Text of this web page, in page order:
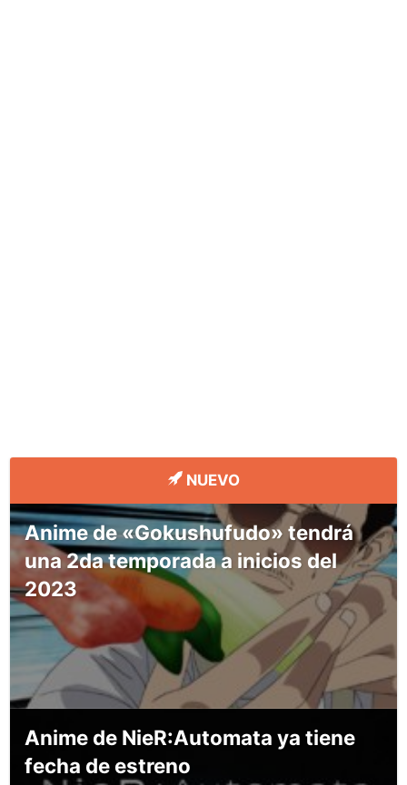
NUEVO
Anime de «Gokushufudo» tendrá
una 2da temporada a inicios del
2023
Anime de NieR:Automata ya tiene
fecha de estreno